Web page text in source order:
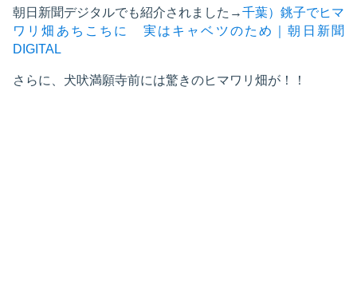
朝日新聞デジタルでも紹介されました→千葉）銚子でヒマ
ワリ畑あちこちに 実はキャベツのため｜朝日新聞
DIGITAL
さらに、犬吠満願寺前には驚きのヒマワリ畑が！！